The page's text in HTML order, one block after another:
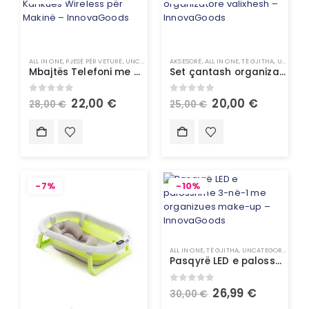
ALL IN ONE, PJESË PËR VETURË, UNCATEGORIZED ,VETURË
Mbajtës Telefoni me Karikues Wireless për Makinë – InnovaGoods
0 out of 5
28,00€ 22,00 €
AKSESORË, ALL IN ONE,TË GJITHA, UNCATEGORIZED
Set çantash organizatore valixhesh – InnovaGoods
0out of 5
25,00€ 20,00 €
-7% -10%
ALL IN ONE,TË GJITHA, UNCATEGORIZED
Pasqyrë LED e palosshme 3-në-1 me organizues make-up – InnovaGoods
0 out of 5
30,00€ 26,99 €